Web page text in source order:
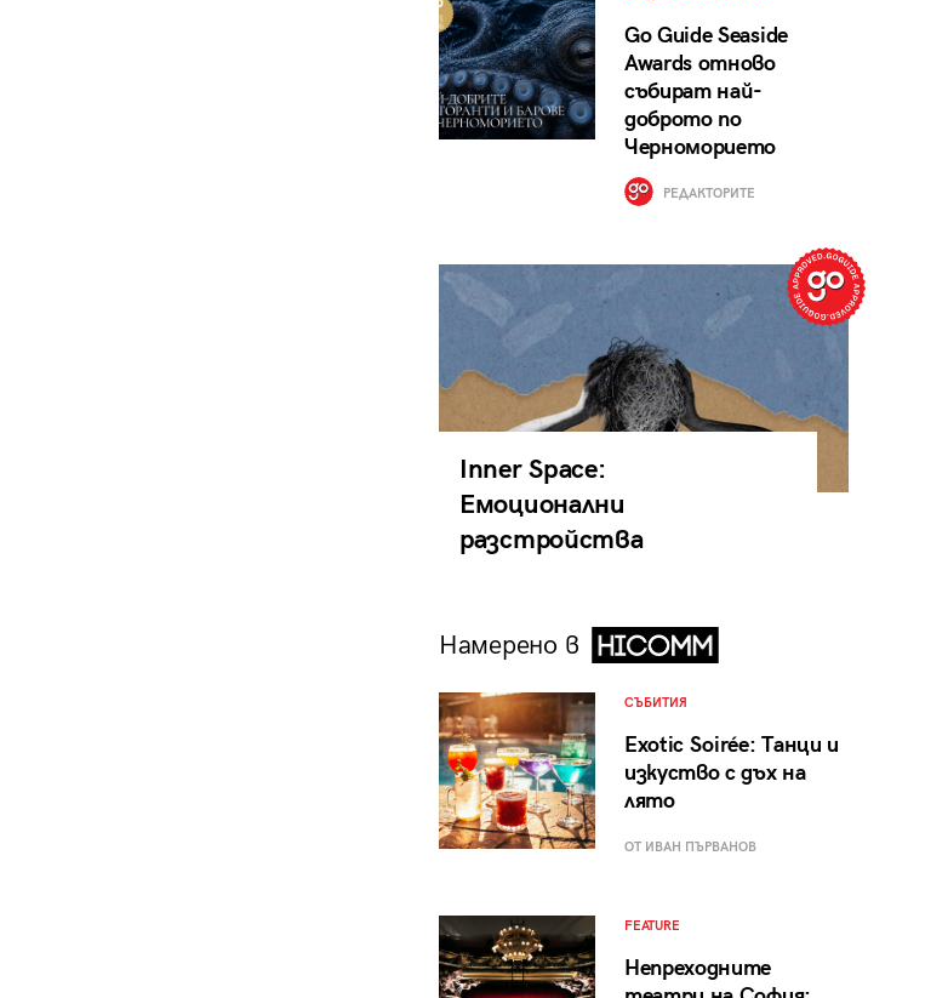
Go Guide Seaside
Awards отново
събират най-
доброто по
Черноморието
РЕДАКТОРИТЕ
Inner Space:
Емоционални
разстройства
Намерено в
СЪБИТИЯ
Exotic Soirée: Танци и
изкуство с дъх на
лято
ОТ ИВАН ПЪРВАНОВ
FEATURE
Непреходните